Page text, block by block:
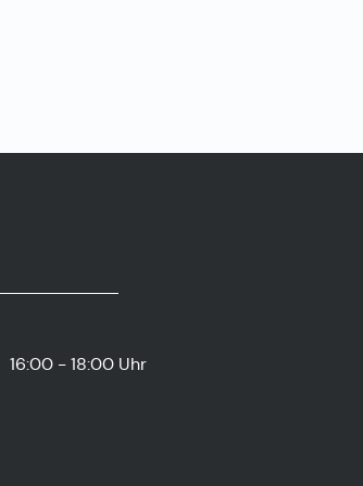
16:00 - 18:00 Uhr